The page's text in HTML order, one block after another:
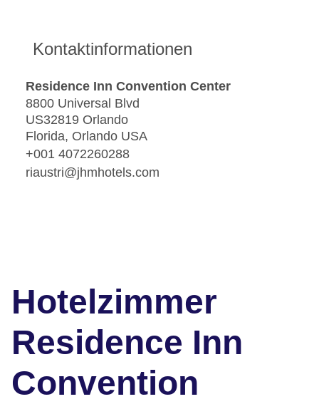
Kontaktinformationen
Residence Inn Convention Center
8800 Universal Blvd
US32819 Orlando
Florida, Orlando USA
+001 4072260288
riaustri@jhmhotels.com
Hotelzimmer
Residence Inn
Convention